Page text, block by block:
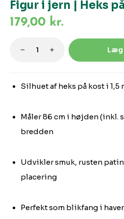
Figur i jern | Heks
Silhuet af heks på kost i 1,5
Måler 86 cm i højden (inkl.
bredden
Udvikler smuk, rusten
placering
Perfekt som blikfang i
179,00 kr.
Produktmængde: Læg